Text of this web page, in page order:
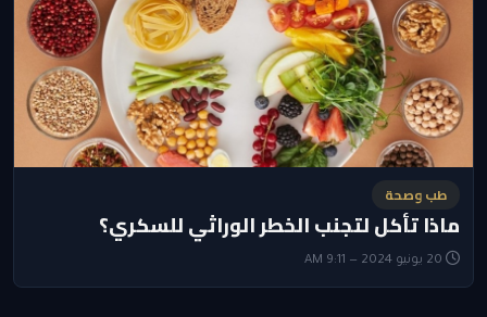
طب وصحة
ماذا تأكل لتجنب الخطر الوراثي للسكري؟